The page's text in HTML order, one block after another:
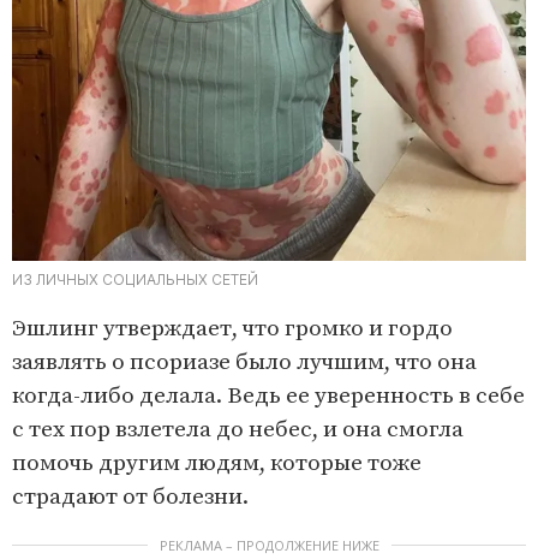
ИЗ ЛИЧНЫХ СОЦИАЛЬНЫХ СЕТЕЙ
Эшлинг утверждает, что громко и гордо
заявлять о псориазе было лучшим, что она
когда-либо делала. Ведь ее уверенность в себе
с тех пор взлетела до небес, и она смогла
помочь другим людям, которые тоже
страдают от болезни.
РЕКЛАМА – ПРОДОЛЖЕНИЕ НИЖЕ